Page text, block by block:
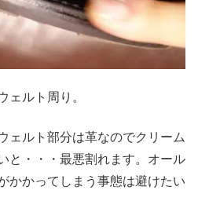
ェルト周り。
ェルト部分は革なのでクリーム
と・・・最悪割れます。オール
かかってしまう事態は避けたい